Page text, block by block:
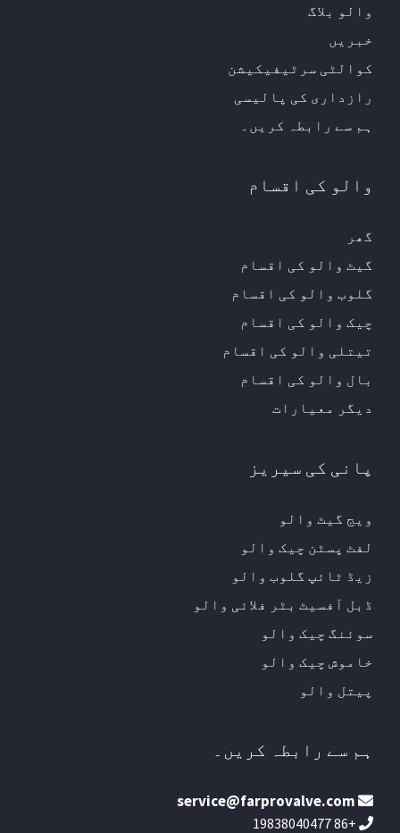
والو بلاگ
خبریں
کوالٹی سرٹیفیکیشن
رازداری کی پالیسی
ہم سے رابطہ کریں۔
والو کی اقسام
گھر
گیٹ والو کی اقسام
گلوب والو کی اقسام
چیک والو کی اقسام
تیتلی والو کی اقسام
بال والو کی اقسام
دیگر معیارات
پانی کی سیریز
ویج گیٹ والو
لفٹ پسٹن چیک والو
زیڈ ٹائپ گلوب والو
ڈبل آفسیٹ بٹر فلائی والو
سوئنگ چیک والو
خاموش چیک والو
پیتل والو
ہم سے رابطہ کریں۔
service@farprovalve.com
+86 19838040477